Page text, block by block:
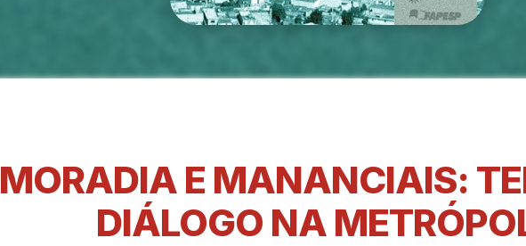
MORADIA E MANANCIAIS:
DIÁLOGO NA